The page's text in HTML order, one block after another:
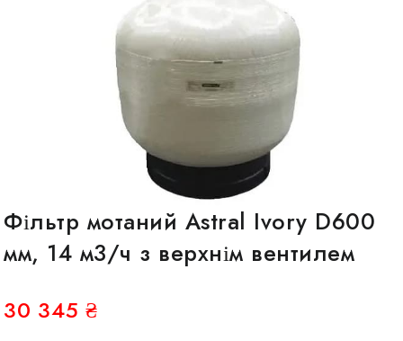
Фільтр мотаний Astral Ivory D600
мм, 14 м3/ч з верхнім вентилем
30 345 ₴